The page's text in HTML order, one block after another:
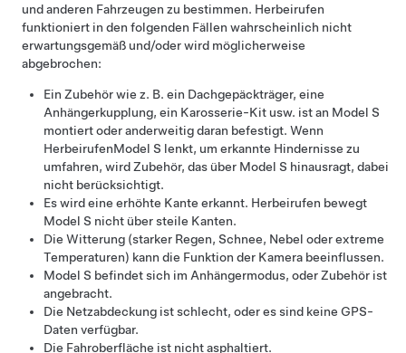
und anderen Fahrzeugen zu bestimmen. Herbeirufen
funktioniert in den folgenden Fällen wahrscheinlich nicht
erwartungsgemäß und/oder wird möglicherweise
abgebrochen:
Ein Zubehör wie z. B. ein Dachgepäckträger, eine
Anhängerkupplung, ein Karosserie-Kit usw. ist an Model S
montiert oder anderweitig daran befestigt. Wenn
HerbeirufenModel S lenkt, um erkannte Hindernisse zu
umfahren, wird Zubehör, das über Model S hinausragt, dabei
nicht berücksichtigt.
Es wird eine erhöhte Kante erkannt. Herbeirufen bewegt
Model S nicht über steile Kanten.
Die Witterung (starker Regen, Schnee, Nebel oder extreme
Temperaturen) kann die Funktion der Kamera beeinflussen.
Model S befindet sich im Anhängermodus, oder Zubehör ist
angebracht.
Die Netzabdeckung ist schlecht, oder es sind keine GPS-
Daten verfügbar.
Die Fahroberfläche ist nicht asphaltiert.